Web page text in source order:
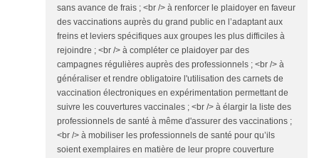
sans avance de frais ; <br /> à renforcer le plaidoyer en faveur
des vaccinations auprès du grand public en l’adaptant aux
freins et leviers spécifiques aux groupes les plus difficiles à
rejoindre ; <br /> à compléter ce plaidoyer par des
campagnes régulières auprès des professionnels ; <br /> à
généraliser et rendre obligatoire l'utilisation des carnets de
vaccination électroniques en expérimentation permettant de
suivre les couvertures vaccinales ; <br /> à élargir la liste des
professionnels de santé à même d'assurer des vaccinations ;
<br /> à mobiliser les professionnels de santé pour qu’ils
soient exemplaires en matière de leur propre couverture